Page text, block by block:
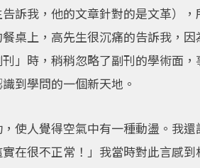
訴我，他的文章針對的是文革）
桌上，高先生很沉痛的告訴我，
」時，稍稍忽略了副刊的學術面
到學問的一個新天地。
使人覺得空氣中有一種動盪。我
在很不正常！」我當時對此言感